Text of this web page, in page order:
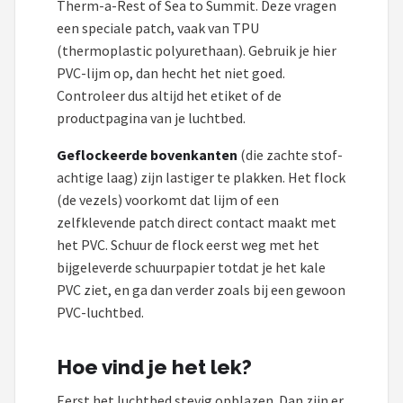
Therm-a-Rest of Sea to Summit. Deze vragen
een speciale patch, vaak van TPU
(thermoplastic polyurethaan). Gebruik je hier
PVC-lijm op, dan hecht het niet goed.
Controleer dus altijd het etiket of de
productpagina van je luchtbed.
Geflockeerde bovenkanten (die zachte stof-
achtige laag) zijn lastiger te plakken. Het flock
(de vezels) voorkomt dat lijm of een
zelfklevende patch direct contact maakt met
het PVC. Schuur de flock eerst weg met het
bijgeleverde schuurpapier totdat je het kale
PVC ziet, en ga dan verder zoals bij een gewoon
PVC-luchtbed.
Hoe vind je het lek?